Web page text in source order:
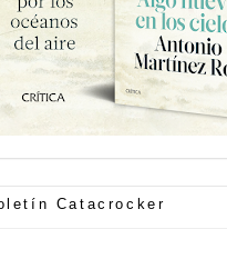
Catacrocker